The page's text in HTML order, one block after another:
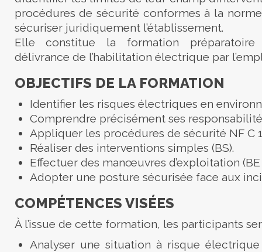
procédures de sécurité conformes à la
sécuriser juridiquement l’établissement.
Elle constitue la formation préparatoire
délivrance de l’habilitation électrique par
OBJECTIFS DE LA FORMATION
Identifier les risques électriques en
Comprendre précisément ses
Appliquer les procédures de sécurité NF C
Réaliser des interventions simples (BS).
Effectuer des manœuvres d’exploitation
Adopter une posture sécurisée face aux
COMPÉTENCES VISÉES
À l’issue de cette formation, les participants
Analyser une situation à risque